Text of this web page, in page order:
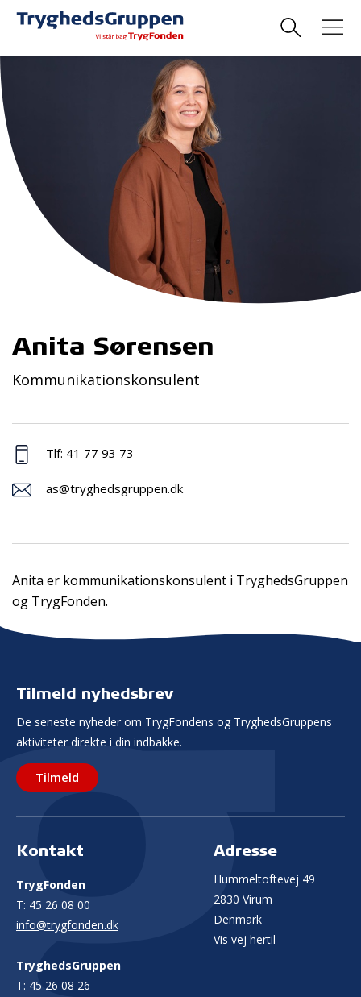
Anita Sørensen
Kommunikationskonsulent
Tlf: 41 77 93 73
as@tryghedsgruppen.dk
Anita er kommunikationskonsulent i TryghedsGruppen
og TrygFonden.
Tilmeld nyhedsbrev
De seneste nyheder om TrygFondens og TryghedsGruppens
aktiviteter direkte i din indbakke.
Tilmeld
Kontakt
TrygFonden
T: 45 26 08 00
info@trygfonden.dk
TryghedsGruppen
T: 45 26 08 26
Adresse
Hummeltoftevej 49
2830 Virum
Denmark
Vis vej hertil